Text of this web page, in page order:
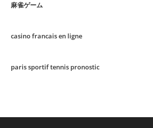
麻雀ゲーム
casino francais en ligne
paris sportif tennis pronostic